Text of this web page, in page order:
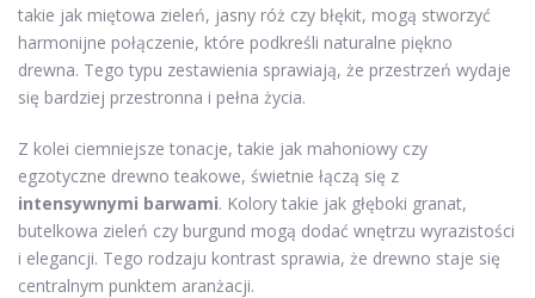
takie jak miętowa zieleń, jasny róż czy błękit, mogą stworzyć
harmonijne połączenie, które podkreśli naturalne piękno
drewna. Tego typu zestawienia sprawiają, że przestrzeń wydaje
się bardziej przestronna i pełna życia.
Z kolei ciemniejsze tonacje, takie jak mahoniowy czy
egzotyczne drewno teakowe, świetnie łączą się z
intensywnymi barwami. Kolory takie jak głęboki granat,
butelkowa zieleń czy burgund mogą dodać wnętrzu wyrazistości
i elegancji. Tego rodzaju kontrast sprawia, że drewno staje się
centralnym punktem aranżacji.